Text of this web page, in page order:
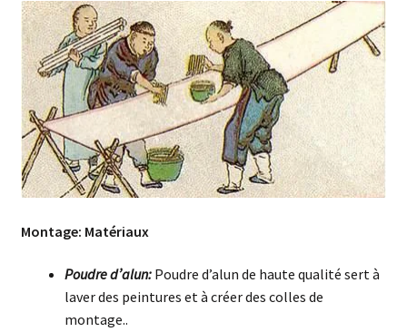
Montage: Matériaux
Poudre d’alun: Poudre d’alun de haute qualité sert à
laver des peintures et à créer des colles de
montage..